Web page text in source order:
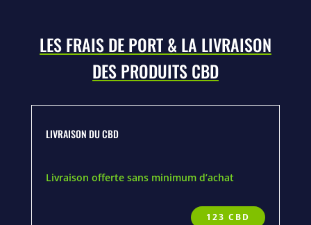
LES FRAIS DE PORT & LA LIVRAISON
DES PRODUITS CBD
LIVRAISON DU CBD
Livraison offerte sans minimum d’achat
123 CBD